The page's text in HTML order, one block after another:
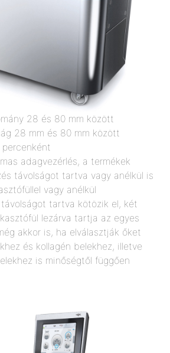
28 és 80 mm között
28 mm és 80 mm között
adagvezérlés, a termékek
távolságot tartva vagy anélkül is
vagy anélkül
tartva kötözik el, két
lezárva tartja az egyes
akkor is, ha elválasztják őket
és kollagén belekhez, illetve
is minőségtől függően